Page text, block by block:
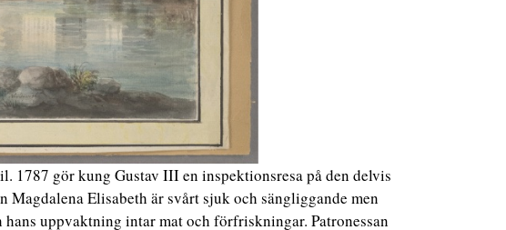
1787 gör kung Gustav III en inspektionsresa på den delvis
Magdalena Elisabeth är svårt sjuk och sängliggande men
uppvaktning intar mat och förfriskningar. Patronessan